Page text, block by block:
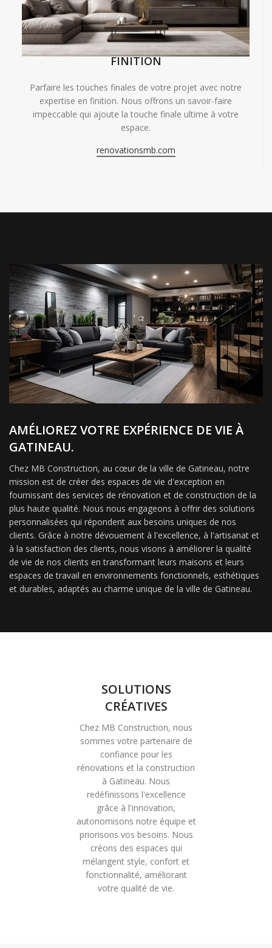
FINITION
Parfaire les touches finales de votre projet avec notre
expertise en finition. Nous offrons un savoir-faire
impeccable qui ajoute la touche finale ultime à votre
espace.
renovationsmb.com
AMÉLIOREZ VOTRE EXPÉRIENCE DE VIE À
GATINEAU.
Chez MB Construction, au cœur de la ville de Gatineau, notre
mission est de créer des espaces de vie d'exception en
fournissant des services de rénovation et de construction de la
plus haute qualité. Nous nous engageons à offrir des solutions
personnalisées qui répondent aux besoins uniques de nos
clients. Grâce à notre dévouement à l'excellence, à l'artisanat et
à la satisfaction des clients, nous visons à améliorer la qualité
de vie de nos clients en transformant leurs maisons et leurs
espaces de travail en environnements fonctionnels, esthétiques
et durables, adaptés au charme unique de la ville de Gatineau.
SOLUTIONS
CRÉATIVES
Chez MB Construction, nous
sommes votre partenaire de
confiance pour les
rénovations et la construction
à Gatineau. Nous
redéfinissons l'excellence
grâce à l'innovation,
autonomisons notre équipe et
priorisons vos besoins. Nous
créons des espaces qui
mélangent style, confort et
fonctionnalité, améliorant
votre qualité de vie.